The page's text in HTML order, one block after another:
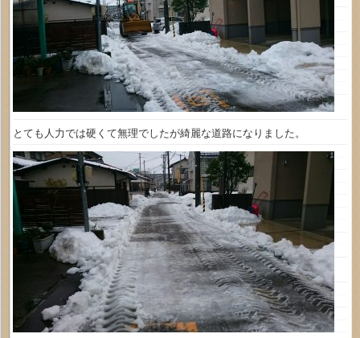
とても人力では硬くて無理でしたが綺麗な道路になりました。